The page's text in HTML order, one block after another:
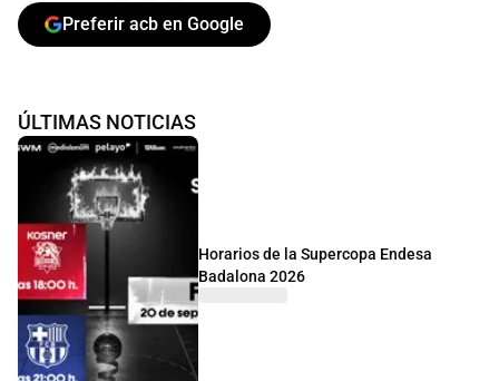
Preferir acb en Google
ÚLTIMAS NOTICIAS
Horarios de la Supercopa Endesa
Badalona 2026